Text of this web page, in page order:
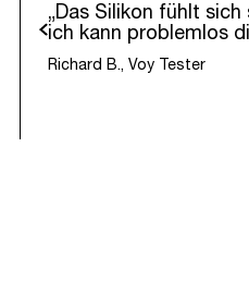
„Das Silikon fühlt sich
ich kann problemlos
Richard B., Voy Tester